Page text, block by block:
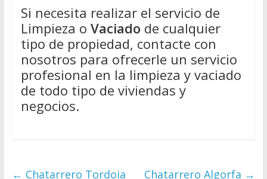
Si necesita realizar el servicio de
Limpieza o Vaciado de cualquier
tipo de propiedad, contacte con
nosotros para ofrecerle un servicio
profesional en la limpieza y vaciado
de todo tipo de viviendas y
negocios.
← Chatarrero Tordoia Chatarrero Algorfa →